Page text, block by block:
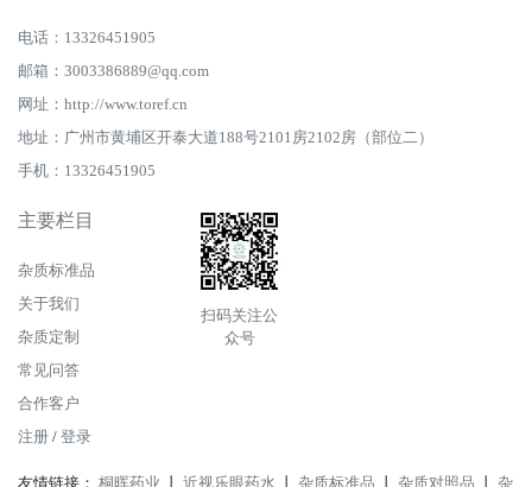
电话：13326451905
邮箱：3003386889@qq.com
网址：http://www.toref.cn
地址：广州市黄埔区开泰大道188号2101房2102房（部位二）
手机：13326451905
主要栏目
杂质标准品
关于我们
杂质定制
常见问答
合作客户
注册 / 登录
扫码关注公
众号